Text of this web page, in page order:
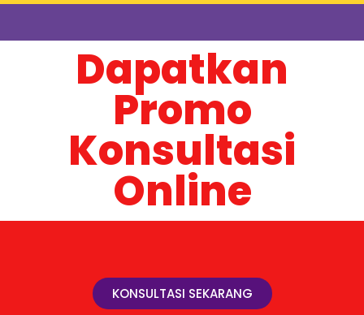
Dapatkan
Promo
Konsultasi
Online
KONSULTASI SEKARANG